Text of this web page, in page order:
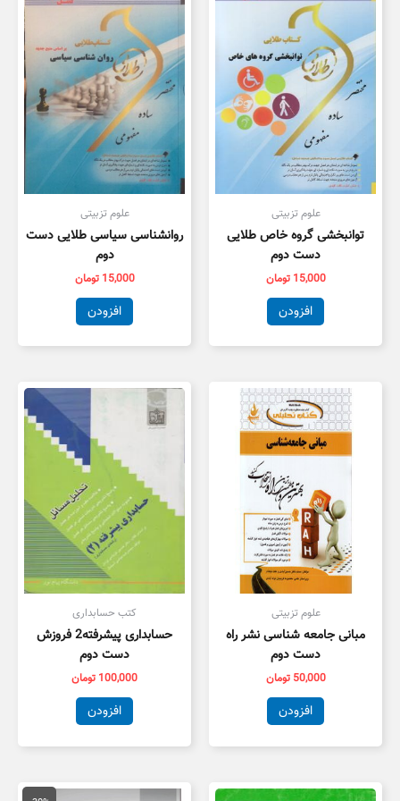
علوم تزبیتی
توانبخشی گروه خاص طلایی
دست دوم
15,000 تومان
افزودن
علوم تزبیتی
روانشناسی سیاسی طلایی دست
دوم
15,000 تومان
افزودن
علوم تزبیتی
مبانی جامعه شناسی نشر راه
دست دوم
50,000 تومان
افزودن
کتب حسابداری
حسابداری پیشرفته2 فروزش
دست دوم
100,000 تومان
افزودن
قیمت
قیمت